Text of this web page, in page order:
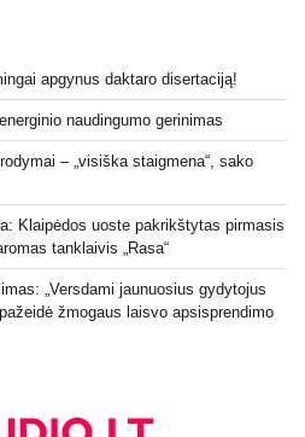
apgynus daktaro disertaciją!
naudingumo gerinimas
– „visiška staigmena“, sako
Klaipėdos uoste pakrikštytas pirmasis
tanklaivis „Rasa“
„Versdami jaunuosius gydytojus
žmogaus laisvo apsisprendimo